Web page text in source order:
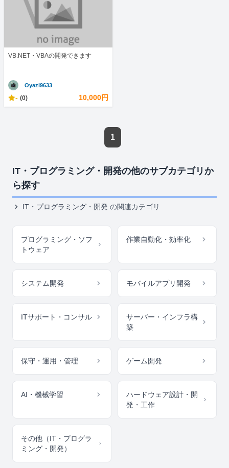
VB.NET・VBAの開発できます
Oyazi9633
- (0) 10,000円
1
IT・プログラミング・開発の他のサブカテゴリか
ら探す
IT・プログラミング・開発 の関連カテゴリ
プログラミング・ソフ
トウェア
作業自動化・効率化
システム開発 モバイルアプリ開発
ITサポート・コンサル
サーバー・インフラ構
築
保守・運用・管理 ゲーム開発
AI・機械学習
ハードウェア設計・開
発・工作
その他（IT・プログラ
ミング・開発）